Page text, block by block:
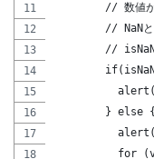
// 数値
// NaNと
// isNaN
        } else {
for